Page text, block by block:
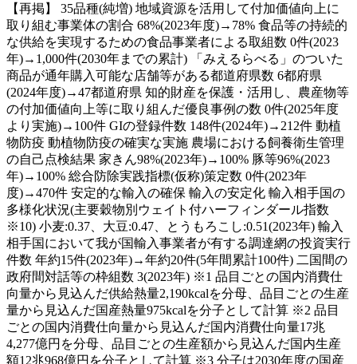
【再掲】 35品種(純増) 地域資源を活用して付加価値向上に
取り組む事業体の割合 68%(2023年度)→78% 食品等の持続的
な供給を実現するための食品事業者による取組数 0件(2023
年)→1,000件(2030年までの累計) 「みえるらべる」のついた
商品が通年購入可能な店舗等がある都道府県数 6都府県
(2024年度)→47都道府県 知的財産を保護・活用し、農産物等
の付加価値向上等に取り組んだ優良事例の数 0件(2025年度
より実施)→100件 GIの登録件数 148件(2024年)→212件 動植
物防疫 動植物防疫の確実な実施 農場における飼養衛生管理
の自己点検結果 家きん98%(2023年)→100% 豚等96%(2023
年)→100% 総合防除実践指標(仮称)策定数 0件(2023年
度)→470件 安定的な輸入の確保 輸入の安定化 輸入相手国の
多様化状況(主要穀物別ウェイト付ハーフィンダール指数
※10) 小麦:0.37、大豆:0.47、とうもろこし:0.51(2023年) 輸入
相手国において我が国輸入事業者が有する調達網の投資実行
件数 年約15件(2023年)→年約20件(5年間累計100件) 二国間の
政府間対話等の枠組数 3(2023年) ※1 品目ごとの国内消費仕
向量から見込んだ供給熱量2,190kcalを分母、品目ごとの生産
量から見込んだ国産熱量975kcalを分子として計算 ※2 品目
ごとの国内消費仕向量から見込んだ国内消費仕向量17兆
4,277億円を分母、品目ごとの生産額から見込んだ国内生産
額12兆968億円を分子として計算 ※3 分子は2030年度の国産